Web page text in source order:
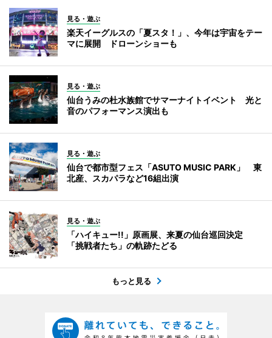
見る・遊ぶ
楽天イーグルスの「夏スタ！」、今年は宇宙をテー
マに展開 ドローンショーも
見る・遊ぶ
仙台うみの杜水族館でサマーナイトイベント 光と
音のパフォーマンス演出も
見る・遊ぶ
仙台で都市型フェス「ASUTO MUSIC PARK」 東
北産、スカパラなど16組出演
見る・遊ぶ
「ハイキュー!!」原画展、来夏の仙台巡回決定
「挑戦者たち」の軌跡たどる
もっと見る